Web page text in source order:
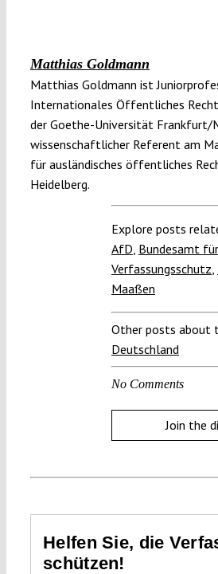
Matthias Goldmann
Matthias Goldmann ist
Internationales Öffentliches
der Goethe-Universität Frankfurt/
wissenschaftlicher Referent am
für ausländisches öffentliches
Heidelberg.
Explore posts
AfD, Bundesamt für
Verfassungsschutz,
Maaßen
Other posts about
Deutschland
No Comments
Join the
Helfen Sie, die
schützen!